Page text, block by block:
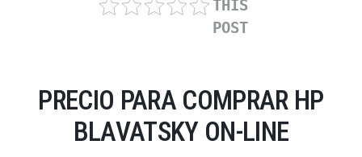
THIS
POST
PRECIO PARA COMPRAR HP
BLAVATSKY ON-LINE